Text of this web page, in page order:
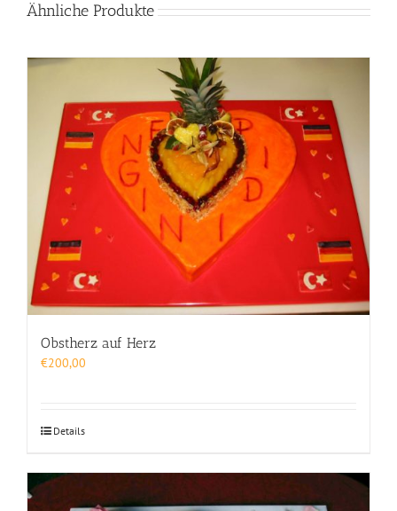
Ähnliche Produkte
Obstherz auf Herz
€200,00
Details